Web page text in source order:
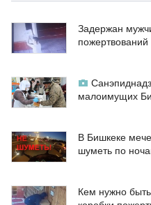
Задержан
пожертвований
малоимущих
В Бишкеке
шуметь по
Кем нужно